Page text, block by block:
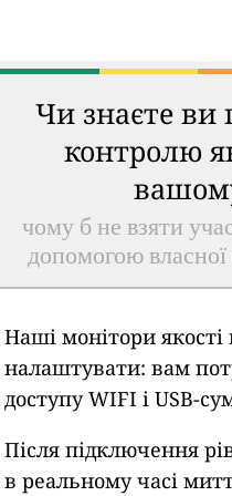
Чи знаєте ви
контролю
чому б не взяти
допомогою власної
Наші монітори
налаштувати: вам
доступу WIFI і USB-
Після підключення
в реальному часі